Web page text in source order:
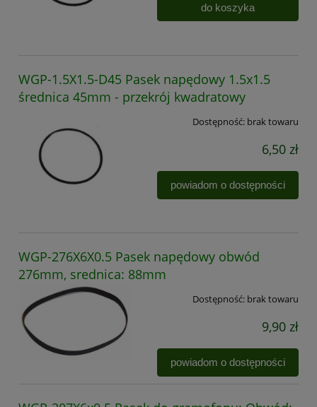
do koszyka
WGP-1.5X1.5-D45 Pasek napędowy 1.5x1.5
średnica 45mm - przekrój kwadratowy
Dostępność: brak towaru
6,50 zł
powiadom o dostępności
WGP-276X6X0.5 Pasek napędowy obwód
276mm, srednica: 88mm
Dostępność: brak towaru
9,90 zł
powiadom o dostępności